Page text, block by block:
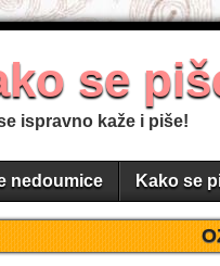
se
ispravno kaže i piše!
nedoumice Kako se